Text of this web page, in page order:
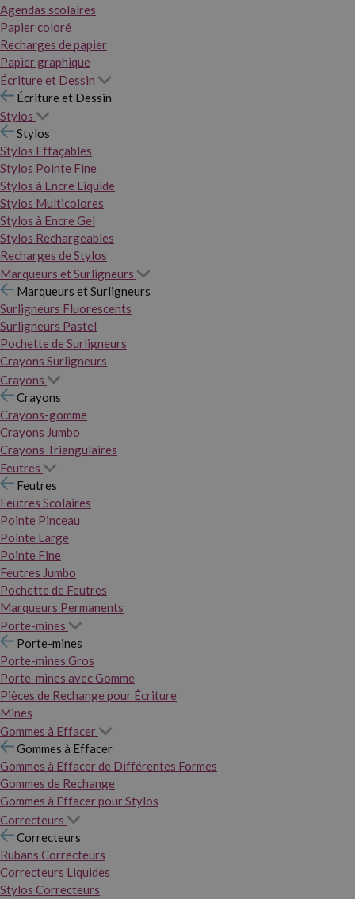
Agendas scolaires
Papier coloré
Recharges de papier
Papier graphique
Écriture et Dessin
Écriture et Dessin
Stylos
Stylos
Stylos Effaçables
Stylos Pointe Fine
Stylos à Encre Liquide
Stylos Multicolores
Stylos à Encre Gel
Stylos Rechargeables
Recharges de Stylos
Marqueurs et Surligneurs
Marqueurs et Surligneurs
Surligneurs Fluorescents
Surligneurs Pastel
Pochette de Surligneurs
Crayons Surligneurs
Crayons
Crayons
Crayons-gomme
Crayons Jumbo
Crayons Triangulaires
Feutres
Feutres
Feutres Scolaires
Pointe Pinceau
Pointe Large
Pointe Fine
Feutres Jumbo
Pochette de Feutres
Marqueurs Permanents
Porte-mines
Porte-mines
Porte-mines Gros
Porte-mines avec Gomme
Pièces de Rechange pour Écriture
Mines
Gommes à Effacer
Gommes à Effacer
Gommes à Effacer de Différentes Formes
Gommes de Rechange
Gommes à Effacer pour Stylos
Correcteurs
Correcteurs
Rubans Correcteurs
Correcteurs Liquides
Stylos Correcteurs